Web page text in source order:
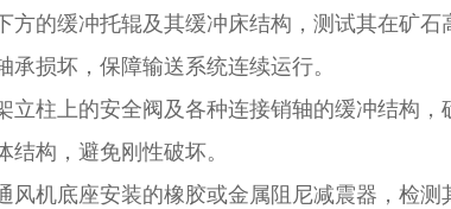
方的缓冲托辊及其缓冲床结构，测试其在矿石
损坏，保障输送系统连续运行。
立柱上的安全阀及各种连接销轴的缓冲结构，
构，避免刚性破坏。
风机底座安装的橡胶或金属阻尼减震器，检测